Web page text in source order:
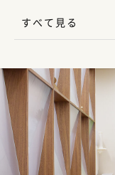
すべて見る